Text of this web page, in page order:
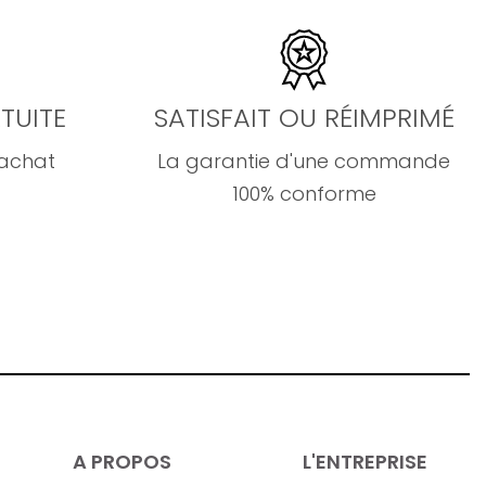
SATISFAIT OU RÉIMPRIMÉ
La garantie d'une commande
100% conforme
A PROPOS L'ENTREPRISE